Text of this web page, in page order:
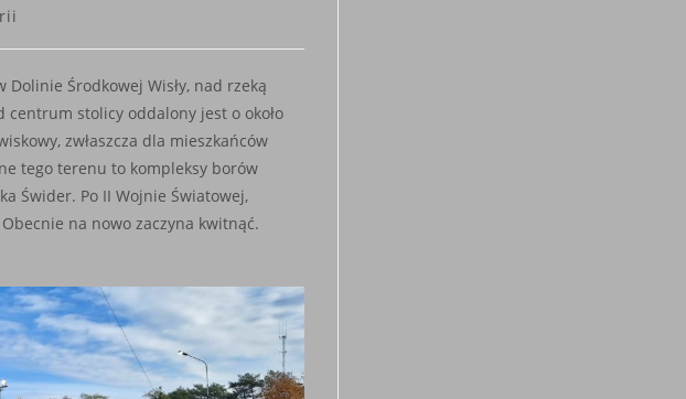
Środkowej Wisły, nad rzeką
centrum stolicy oddalony jest o około
zwłaszcza dla mieszkańców
tego terenu to kompleksy borów
Świder. Po II Wojnie Światowej,
na nowo zaczyna kwitnąć.